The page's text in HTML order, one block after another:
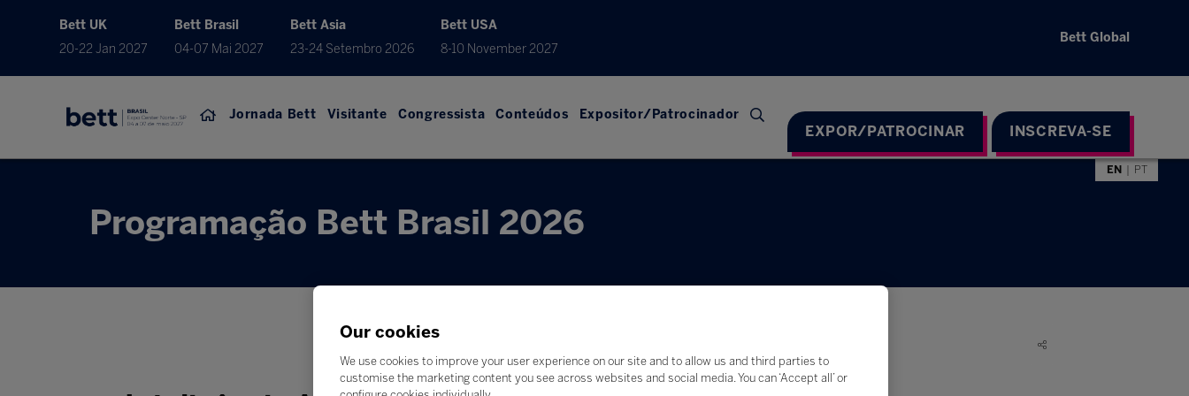
Bett UK
20-22 Jan 2027
Bett Brasil
04-07 Mai 2027
Bett Asia
23-24 Setembro 2026
Bett USA
8-10 November 2027
Bett Global
Jornada Bett Visitante Congressista Conteúdos Expositor/Patrocinador
EXPOR/PATROCINAR INSCREVA-SE
EN PT
Programação Bett Brasil 2026
Our cookies
We use cookies to improve your user experience on our site and to allow us and third parties to
customise the marketing content you see across websites and social media. You can ‘Accept all’ or